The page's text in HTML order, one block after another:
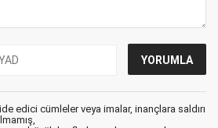
edici cümleler veya imalar, inançlara saldırı